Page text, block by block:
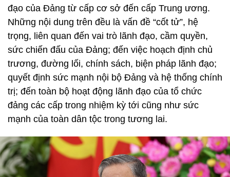
đạo của Đảng từ cấp cơ sở đến cấp Trung ương.
Những nội dung trên đều là vấn đề “cốt tử”, hệ
trọng, liên quan đến vai trò lãnh đạo, cầm quyền,
sức chiến đấu của Đảng; đến việc hoạch định chủ
trương, đường lối, chính sách, biện pháp lãnh đạo;
quyết định sức mạnh nội bộ Đảng và hệ thống chính
trị; đến toàn bộ hoạt động lãnh đạo của tổ chức
đảng các cấp trong nhiệm kỳ tới cũng như sức
mạnh của toàn dân tộc trong tương lai.